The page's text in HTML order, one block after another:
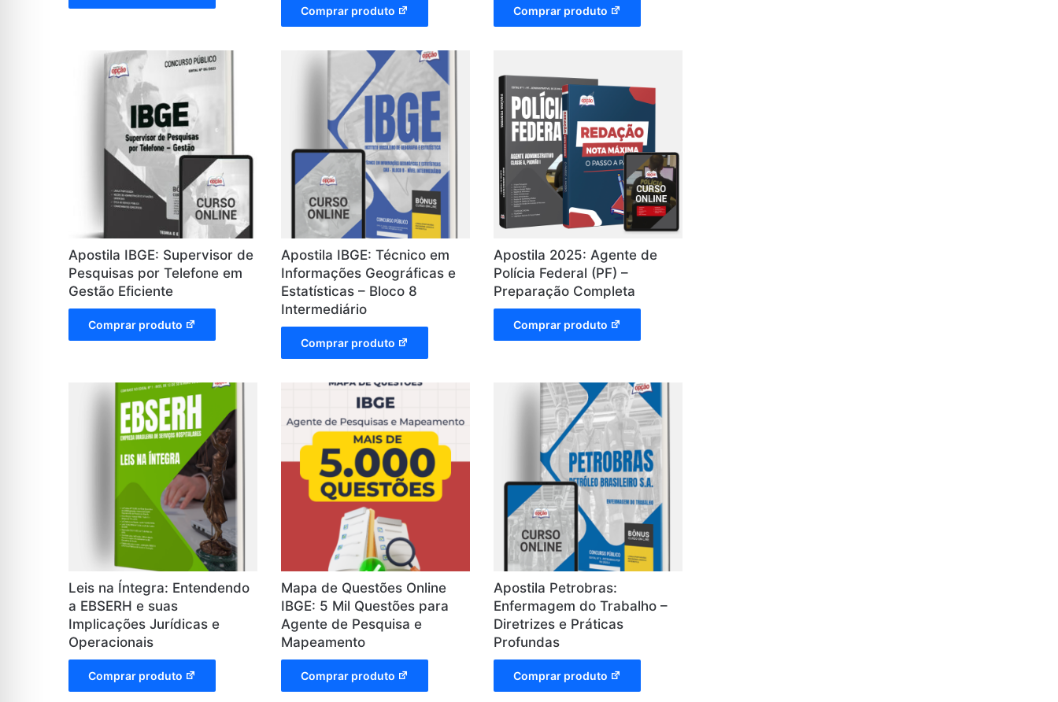
Comprar produto Comprar produto
Apostila IBGE: Supervisor de
Pesquisas por Telefone em
Gestão Eficiente
Comprar produto
Apostila IBGE: Técnico em
Informações Geográficas e
Estatísticas – Bloco 8
Intermediário
Comprar produto
Apostila 2025: Agente de
Polícia Federal (PF) –
Preparação Completa
Comprar produto
Leis na Íntegra: Entendendo
a EBSERH e suas
Implicações Jurídicas e
Operacionais
Comprar produto
Mapa de Questões Online
IBGE: 5 Mil Questões para
Agente de Pesquisa e
Mapeamento
Comprar produto
Apostila Petrobras:
Enfermagem do Trabalho –
Diretrizes e Práticas
Profundas
Comprar produto